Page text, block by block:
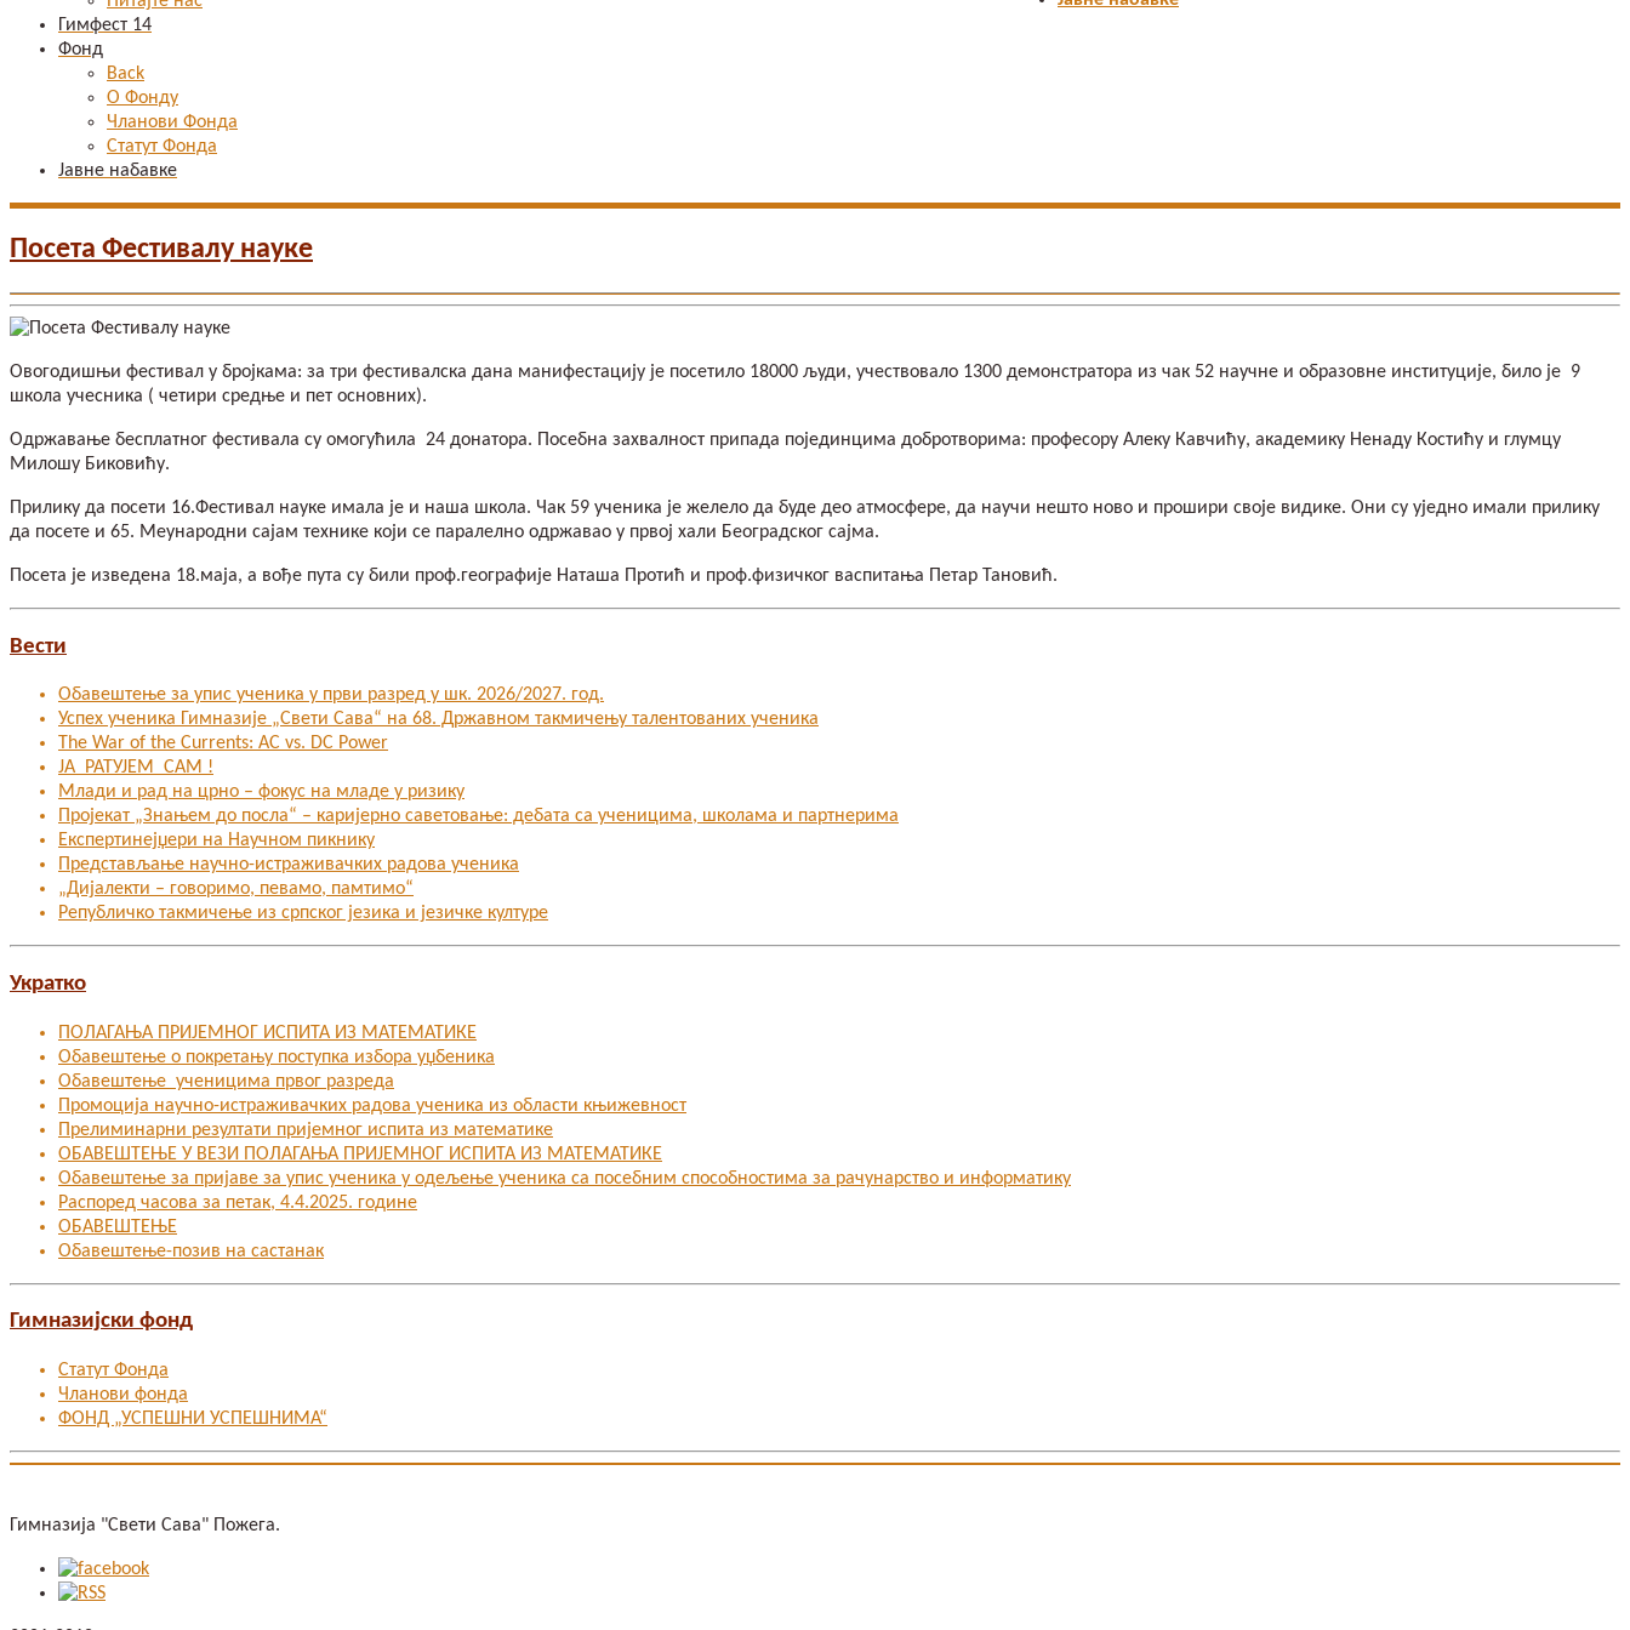
Гимфест 14
Фонд
Back
О Фонду
Чланови Фонда
Статут Фонда
Јавне набавке
Посета Фестивалу науке
Овогодишњи фестивал у бројкама: за три фестивалска дана манифестацију је посетило 18000 људи, учествовало 1300 демонстратора из чак 52 научне и образовне институције, било је 9
школа учесника ( четири средње и пет основних).
Одржавање бесплатног фестивала су омогућила 24 донатора. Посебна захвалност припада појединцима добротворима: професору Алеку Кавчићу, академику Ненаду Костићу и глумцу
Милошу Биковићу.
Прилику да посети 16.Фестивал науке имала је и наша школа. Чак 59 ученикa је желело да буде део атмосфере, да научи нешто ново и прошири своје видике. Они су уједно имали прилику
да посете и 65. Меународни сајам технике који се паралелно одржавао у првој хали Београдског сајма.
Посета је изведена 18.маја, а вође пута су били проф.географије Наташа Протић и проф.физичког васпитања Петар Тановић.
Вести
Обавештење за упис ученика у први разред у шк. 2026/2027. год.
Успех ученика Гимназије „Свети Сава“ на 68. Државном такмичењу талентованих ученика
The War of the Currents: AC vs. DC Power
ЈА РАТУЈЕМ САМ !
Млади и рад на црно – фокус на младе у ризику
Пројекат „Знањем до посла“ – каријерно саветовање: дебата са ученицима, школама и партнерима
Експертинејџери на Научном пикнику
Представљање научно-истраживачких радова ученика
„Дијалекти – говоримо, певамо, памтимо“
Републичко такмичење из српског језика и језичке културе
Укратко
ПОЛАГАЊА ПРИЈЕМНОГ ИСПИТА ИЗ МАТЕМАТИКЕ
Обавештење о покретању поступка избора уџбеника
Обавештење ученицима првог разреда
Промоција научно-истраживачких радова ученика из области књижевност
Прелиминарни резултати пријемног испита из математике
ОБАВЕШТЕЊЕ У ВЕЗИ ПОЛАГАЊА ПРИЈЕМНОГ ИСПИТА ИЗ МАТЕМАТИКЕ
Oбавештење за пријаве за упис ученика у одељење ученика са посебним способностима за рачунарство и информатику
Распоред часова за петак, 4.4.2025. године
ОБАВЕШТЕЊЕ
Обавештење-позив на састанак
Гимназијски фонд
Статут Фонда
Чланови фонда
ФОНД „УСПЕШНИ УСПЕШНИМА“
Гимназија "Свети Сава" Пожега.